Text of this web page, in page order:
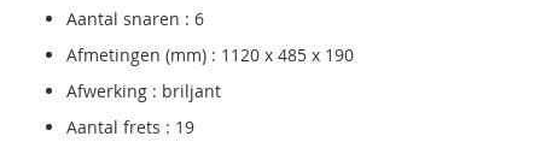
Aantal snaren : 6
Afmetingen (mm) : 1120 x 485 x 190
Afwerking : briljant
Aantal frets : 19